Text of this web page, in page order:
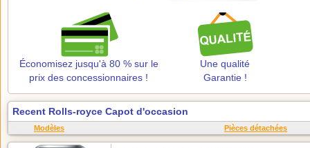
Économisez jusqu'à 80 % sur le
prix des concessionnaires !
Une qualité
Garantie !
Recent Rolls-royce Capot d'occasion
Modèles Pièces détachées